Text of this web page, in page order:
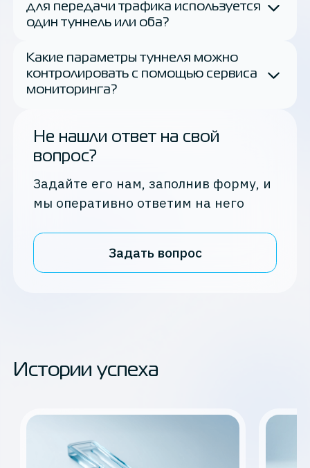
для передачи трафика используется
один туннель или оба?
Какие параметры туннеля можно
контролировать с помощью сервиса
мониторинга?
Не нашли ответ на свой
вопрос?
Задайте его нам, заполнив форму, и
мы оперативно ответим на него
Задать вопрос
Истории успеха